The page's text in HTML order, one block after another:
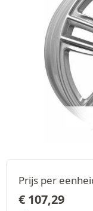
Prijs per
€ 107,29